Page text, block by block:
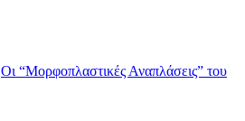
Οι “Μορφοπλαστικές Αναπλάσεις” του